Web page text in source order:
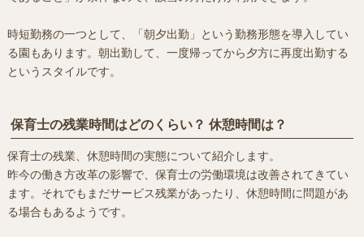
時短勤務の一つとして、「朝夕出勤」という勤務形態を導入してい
る園もあります。朝出勤して、一度帰ってから夕方に再度出勤する
というスタイルです。
保育士の残業時間はどのくらい？ 休憩時間は？
保育士の残業、休憩時間の実態について紹介します。
昨今の働き方改革の影響で、保育士の労働環境は改善されてきてい
ます。それでもまだサービス残業があったり、休憩時間に問題があ
る場合もあるようです。